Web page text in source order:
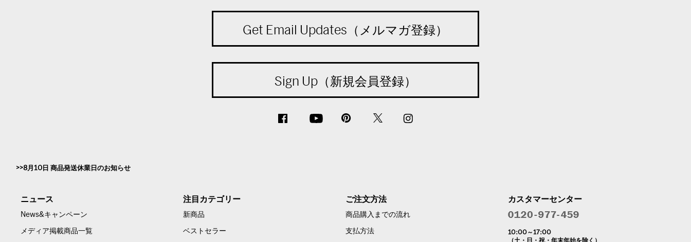
Get Email Updates（メルマガ登録）
Sign Up（新規会員登録）
8月10日 商品発送休業日のお知らせ
ニュース
News&キャンペーン
メディア掲載商品一覧
注目カテゴリー
新商品
ベストセラー
ご注文方法
商品購入までの流れ
支払方法
カスタマーセンター
10:00～17:00
（土・日・祝・年末年始を除く）